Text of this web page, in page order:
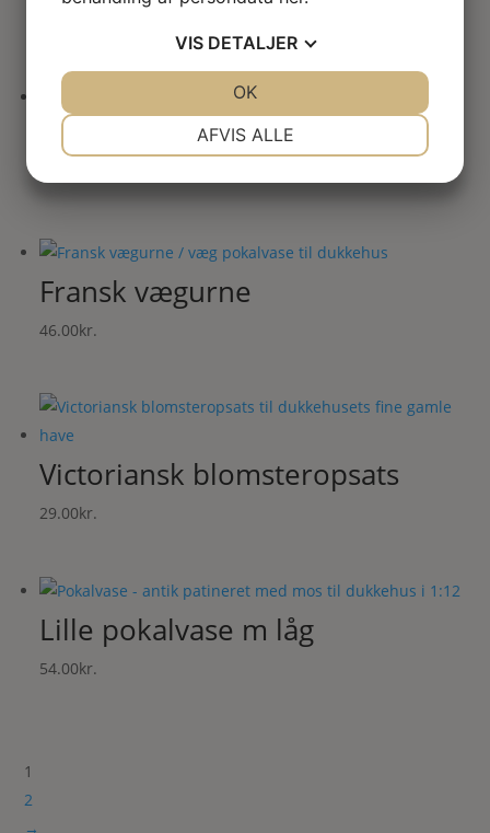
Lille piedestal / sokkel
Fransk vægurne
46.00kr.
Victoriansk blomsteropsats
29.00kr.
Lille pokalvase m låg
54.00kr.
1
2
→
VIS DETALJER
AFVIS ALLE
OK